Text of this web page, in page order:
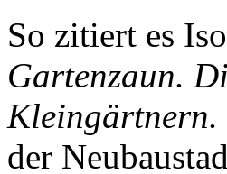
So zitiert es
Gartenzaun.
Kleingärtnern.
der